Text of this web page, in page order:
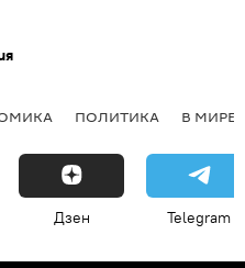
ПОЛИТИКА В МИРЕ
Дзен Telegram